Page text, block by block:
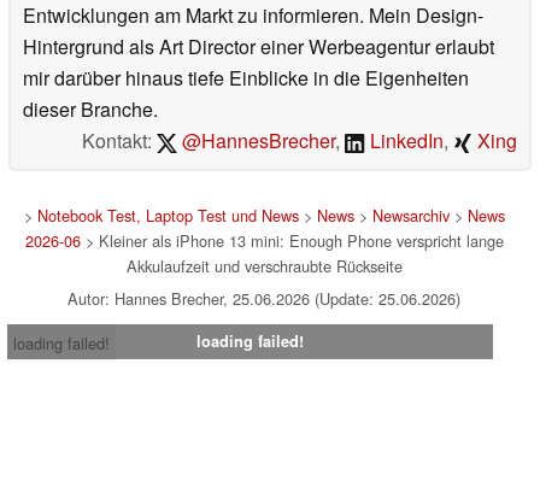
Entwicklungen am Markt zu informieren. Mein Design-
Hintergrund als Art Director einer Werbeagentur erlaubt
mir darüber hinaus tiefe Einblicke in die Eigenheiten
dieser Branche.
Kontakt:
@HannesBrecher, LinkedIn, Xing
> Notebook Test, Laptop Test und News> News> Newsarchiv> News
2026-06> Kleiner als iPhone 13 mini: Enough Phone verspricht lange
Akkulaufzeit und verschraubte Rückseite
Autor: Hannes Brecher, 25.06.2026 (Update: 25.06.2026)
loading failed!
loading failed!